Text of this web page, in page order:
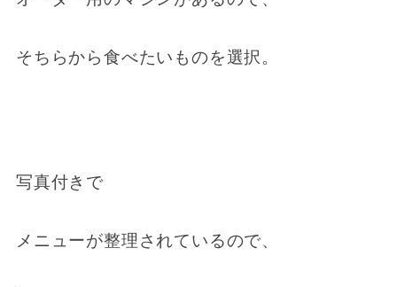
そちらから食べたいものを選択。
写真付きで
メニューが整理されているので、